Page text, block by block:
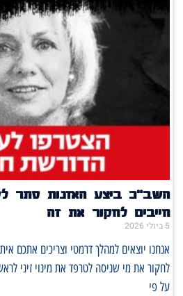
השב"כ ביצע האזנות סתר
חייבים לחקור את זה
5 ביולי 2026
אנחנו יוצאים למהלך דרמטי וצריכים אתכם
לחקור את מי שניסה לטרפד את מינוי זיני
על פי